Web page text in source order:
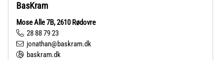
BasKram
Mose Alle 7B, 2610 Rødovre
28 88 79 23
jonathan@baskram.dk
baskram.dk